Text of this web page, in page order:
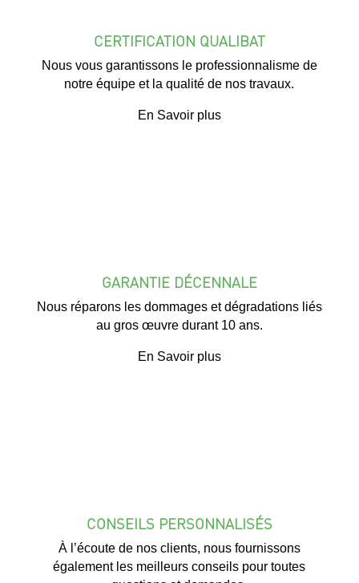
CERTIFICATION QUALIBAT
Nous vous garantissons le professionnalisme de
notre équipe et la qualité de nos travaux.
En Savoir plus
GARANTIE DÉCENNALE
Nous réparons les dommages et dégradations liés
au gros œuvre durant 10 ans.
En Savoir plus
CONSEILS PERSONNALISÉS
À l’écoute de nos clients, nous fournissons
également les meilleurs conseils pour toutes